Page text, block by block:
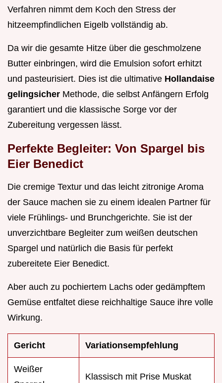
Verfahren nimmt dem Koch den Stress der
hitzeempfindlichen Eigelb vollständig ab.
Da wir die gesamte Hitze über die geschmolzene
Butter einbringen, wird die Emulsion sofort erhitzt
und pasteurisiert. Dies ist die ultimative Hollandaise
gelingsicher Methode, die selbst Anfängern Erfolg
garantiert und die klassische Sorge vor der
Zubereitung vergessen lässt.
Perfekte Begleiter: Von Spargel bis
Eier Benedict
Die cremige Textur und das leicht zitronige Aroma
der Sauce machen sie zu einem idealen Partner für
viele Frühlings- und Brunchgerichte. Sie ist der
unverzichtbare Begleiter zum weißen deutschen
Spargel und natürlich die Basis für perfekt
zubereitete Eier Benedict.
Aber auch zu pochiertem Lachs oder gedämpftem
Gemüse entfaltet diese reichhaltige Sauce ihre volle
Wirkung.
Gericht Variationsempfehlung
Weißer
Klassisch mit Prise Muskat